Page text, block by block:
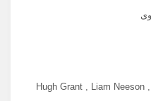
Hugh Grant , Liam Neeson ,